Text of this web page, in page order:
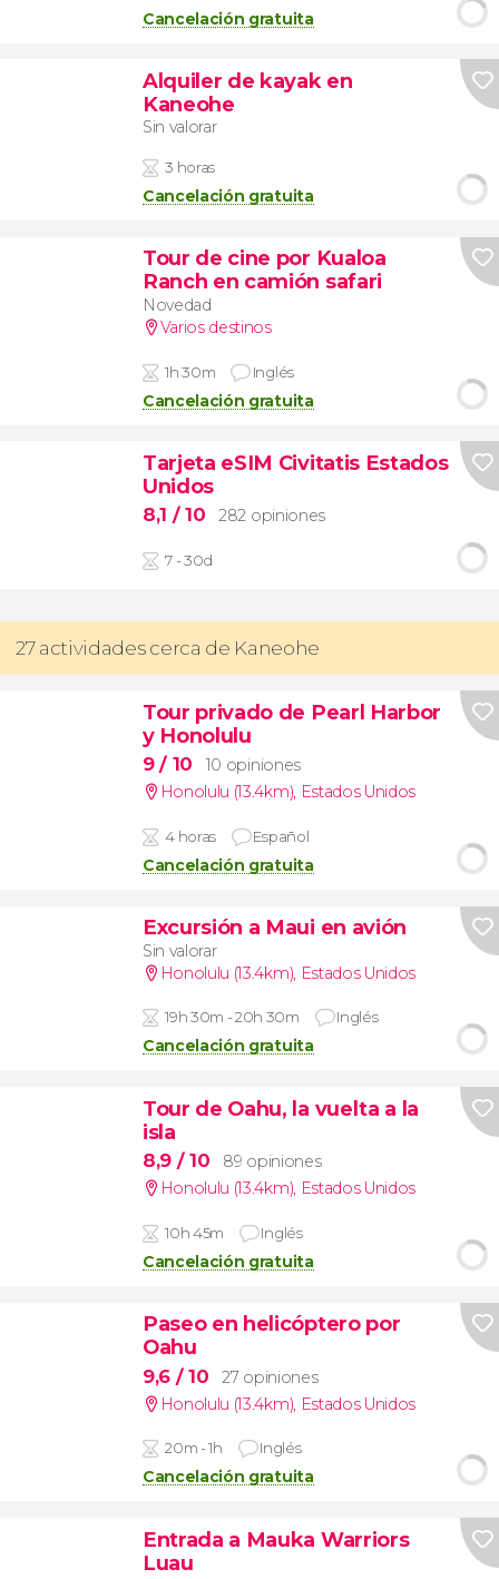
Cancelación gratuita
Alquiler de kayak en
Kaneohe
Sin valorar
3 horas
Cancelación gratuita
Tour de cine por Kualoa
Ranch en camión safari
Novedad
Varios destinos
1h 30m Inglés
Cancelación gratuita
Tarjeta eSIM Civitatis Estados
Unidos
8,1 / 10 282 opiniones
7 - 30d
27 actividades cerca de Kaneohe
Tour privado de Pearl Harbor
y Honolulu
9/ 10
10 opiniones
Honolulu (13.4km), Estados Unidos
4 horas Español
Cancelación gratuita
Excursión a Maui en avión
Sin valorar
Honolulu (13.4km) Estados Unidos
19h 30m - 20h 30m Inglés
Cancelación gratuita
Tour de Oahu, la vuelta a la
isla
8,9 / 10
89 opiniones
Honolulu (13.4km), Estados Unidos
10h 45m Inglés
Cancelación gratuita
Paseo en helicóptero por
Oahu
9,6 / 10
27 opiniones
Honolulu (13.4km) Estados Unidos
20m - 1h Inglés
Cancelación gratuita
Entrada a Mauka Warriors
Luau